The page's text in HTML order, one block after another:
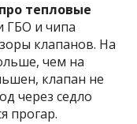
тепловые
ГБО и чипа
клапанов. На
чем на
клапан не
через седло
прогар.